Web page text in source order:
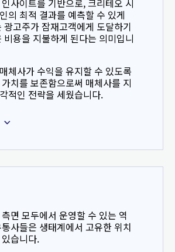
사이트를 기반으로, 크리테오 시
의 최적 결과를 예측할 수 있게
광고주가 잠재고객에게 도달하기
비용을 지불하게 된다는 의미입니
체사가 수익을 유지할 수 있도록
치를 보존함으로써 매체사를 지
적인 전략을 세웠습니다.
면 모두에서 운영할 수 있는 역
사들은 생태계에서 고유한 위치
습니다.